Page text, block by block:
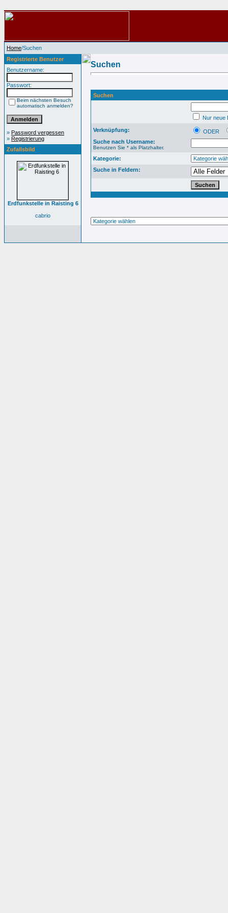
Home/Suchen
Registrierte Benutzer
Benutzername:
Passwort:
Beim nächsten Besuch
automatisch anmelden?
» Password vergessen
» Registrierung
Zufallsbild
Erdfunkstelle in Raisting 6
cabrio
Suchen
Suchen
Nur neue
Verknüpfung:
ODER
Suche nach Username:
Benutzen Sie * als Platzhalter.
Kategorie:
Suche in Feldern: